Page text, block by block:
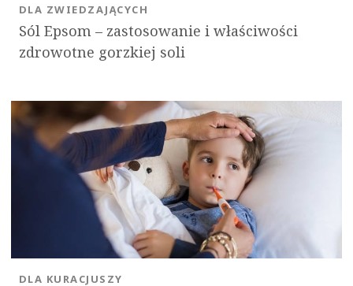
Sól Epsom – zastosowanie i właściwości
zdrowotne gorzkiej soli
DLA ZWIEDZAJĄCYCH
DLA KURACJUSZY